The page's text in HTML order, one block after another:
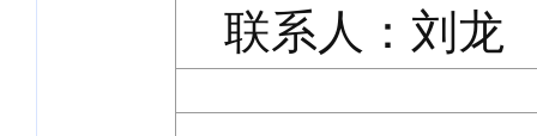
联系人：刘龙